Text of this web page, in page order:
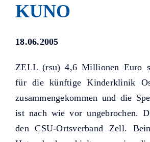
Hier erfahren Sie, wie
KUNO
18.06.2005
ZELL (rsu) 4,6 Millionen Euro
für die künftige Kinderklinik
zusammengekommen und die
ist nach wie vor ungebrochen.
den CSU-Ortsverband Zell.